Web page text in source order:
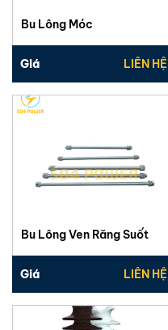
Bu Lông Móc
Giá LIÊN HỆ
Bu Lông Ven Răng Suốt
Giá LIÊN HỆ